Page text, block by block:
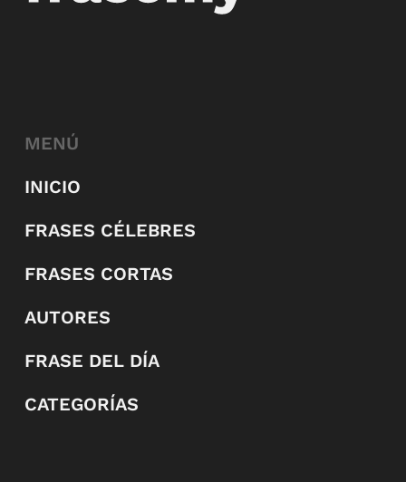
MENÚ
INICIO
FRASES CÉLEBRES
FRASES CORTAS
AUTORES
FRASE DEL DÍA
CATEGORÍAS